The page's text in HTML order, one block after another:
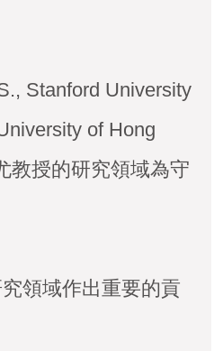
Stanford University
of Hong
教授的研究領域為守
領域作出重要的貢